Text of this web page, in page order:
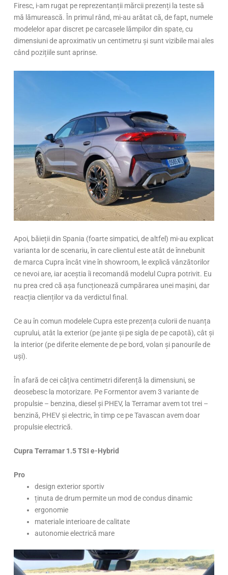
Firesc, i-am rugat pe reprezentanții mărcii prezenți la teste să
mă lămurească. În primul rând, mi-au arătat că, de fapt, numele
modelelor apar discret pe carcasele lămpilor din spate, cu
dimensiuni de aproximativ un centimetru și sunt vizibile mai ales
când pozițiile sunt aprinse.
Apoi, băieții din Spania (foarte simpatici, de altfel) mi-au explicat
varianta lor de scenariu, în care clientul este atât de înnebunit
de marca Cupra încât vine în showroom, le explică vânzătorilor
ce nevoi are, iar aceștia îi recomandă modelul Cupra potrivit. Eu
nu prea cred că așa funcționează cumpărarea unei mașini, dar
reacția clienților va da verdictul final.
Ce au în comun modelele Cupra este prezența culorii de nuanța
cuprului, atât la exterior (pe jante și pe sigla de pe capotă), cât și
la interior (pe diferite elemente de pe bord, volan și panourile de
uși).
În afară de cei câțiva centimetri diferență la dimensiuni, se
deosebesc la motorizare. Pe Formentor avem 3 variante de
propulsie – benzina, diesel și PHEV, la Terramar avem tot trei –
benzină, PHEV și electric, în timp ce pe Tavascan avem doar
propulsie electrică.
Cupra Terramar 1.5 TSI e-Hybrid
Pro
design exterior sportiv
ținuta de drum permite un mod de condus dinamic
ergonomie
materiale interioare de calitate
autonomie electrică mare